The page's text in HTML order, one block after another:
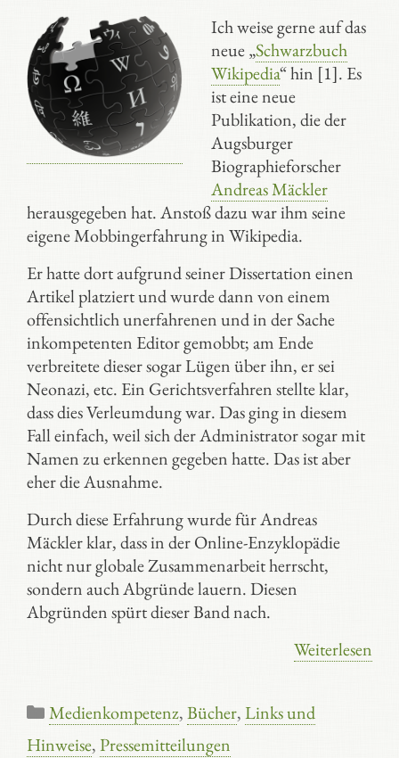
Ich weise gerne auf das
neue „Schwarzbuch
Wikipedia“ hin [1]. Es
ist eine neue
Publikation, die der
Augsburger
Biographieforscher
Andreas Mäckler
herausgegeben hat. Anstoß dazu war ihm seine
eigene Mobbingerfahrung in Wikipedia.
Er hatte dort aufgrund seiner Dissertation einen
Artikel platziert und wurde dann von einem
offensichtlich unerfahrenen und in der Sache
inkompetenten Editor gemobbt; am Ende
verbreitete dieser sogar Lügen über ihn, er sei
Neonazi, etc. Ein Gerichtsverfahren stellte klar,
dass dies Verleumdung war. Das ging in diesem
Fall einfach, weil sich der Administrator sogar mit
Namen zu erkennen gegeben hatte. Das ist aber
eher die Ausnahme.
Durch diese Erfahrung wurde für Andreas
Mäckler klar, dass in der Online-Enzyklopädie
nicht nur globale Zusammenarbeit herrscht,
sondern auch Abgründe lauern. Diesen
Abgründen spürt dieser Band nach.
Weiterlesen
Kategorien
Medienkompetenz,Bücher,Links und
Hinweise,Pressemitteilungen